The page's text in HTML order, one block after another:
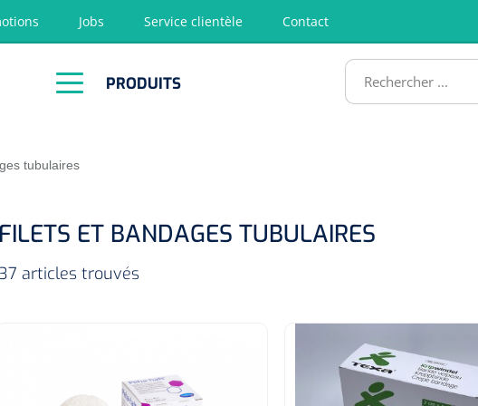
Jobs Service clientèle Contact
PRODUITS
tubulaires
FILETS ET BANDAGES TUBULAIRES
articles trouvés